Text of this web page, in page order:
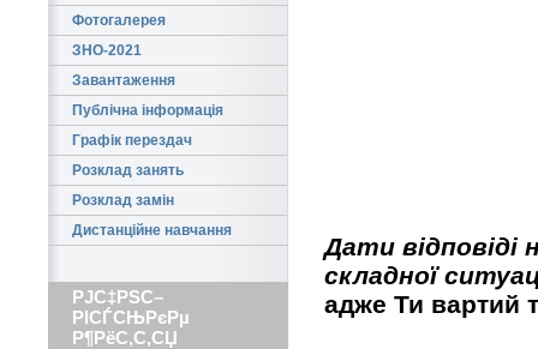
Фотогалерея
ЗНО-2021
Завантаження
Публічна інформація
Графік перездач
Розклад занять
Розклад замін
Дистанційне навчання
РЈС‡РЅС–
РІСЃСЊРєРµ
Р¶РёС‚С‚СЏ
Дати відповіді
складної
адже Ти вартий